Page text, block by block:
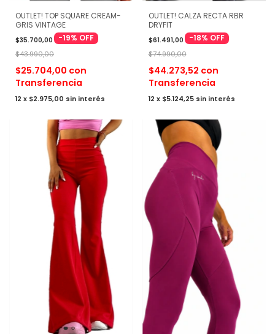
OUTLET! TOP SQUARE CREAM-
GRIS VINTAGE
$35.700,00 -19% OFF
$43.990,00
$25.704,00 con
Transferencia
12 x $2.975,00 sin interés
OUTLET! CALZA RECTA RBR
DRYFIT
$61.491,00 -18% OFF
$74.990,00
$44.273,52 con
Transferencia
12 x $5.124,25 sin interés